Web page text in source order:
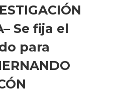
Se fija el
para